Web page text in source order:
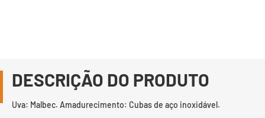
DESCRIÇÃO DO PRODUTO
Uva: Malbec. Amadurecimento: Cubas de aço inoxidável.